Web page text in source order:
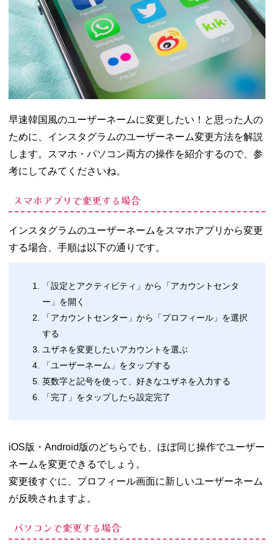
早速韓国風のユーザーネームに変更したい！と思った人の
ために、インスタグラムのユーザーネーム変更方法を解説
します。スマホ・パソコン両方の操作を紹介するので、参
考にしてみてくださいね。
スマホアプリで変更する場合
インスタグラムのユーザーネームをスマホアプリから変更
する場合、手順は以下の通りです。
「設定とアクティビティ」から「アカウントセンタ
ー」を開く
「アカウントセンター」から「プロフィール」を選択
する
ユザネを変更したいアカウントを選ぶ
「ユーザーネーム」をタップする
英数字と記号を使って、好きなユザネを入力する
「完了」をタップしたら設定完了
iOS版・Android版のどちらでも、ほぼ同じ操作でユーザー
ネームを変更できるでしょう。
変更後すぐに、プロフィール画面に新しいユーザーネーム
が反映されますよ。
パソコンで変更する場合